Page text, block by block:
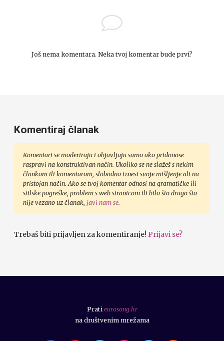
Još nema komentara. Neka tvoj komentar bude prvi?
Komentiraj članak
Komentari se moderiraju i objavljuju samo ako pridonose
raspravi na konstruktivan način. Ukoliko se ne slažeš s nekim
člankom ili komentarom, slobodno iznesi svoje mišljenje ali na
pristojan način. Ako se tvoj komentar odnosi na gramatičke ili
stilske pogreške, problem s web stranicom ili bilo što drugo što
nije vezano uz članak, javi nam se.
Trebaš biti prijavljen za komentiranje! Prijavi se?
Prati eurosong.hr
na društvenim mrežama